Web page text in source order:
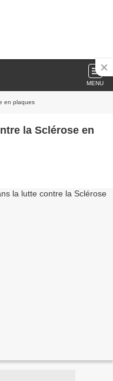
MENU
en plaques
la Sclérose en